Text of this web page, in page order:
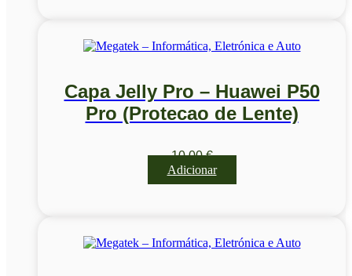
Capa Jelly Pro – Huawei P50
Pro (Protecao de Lente)
10,00€
Adicionar